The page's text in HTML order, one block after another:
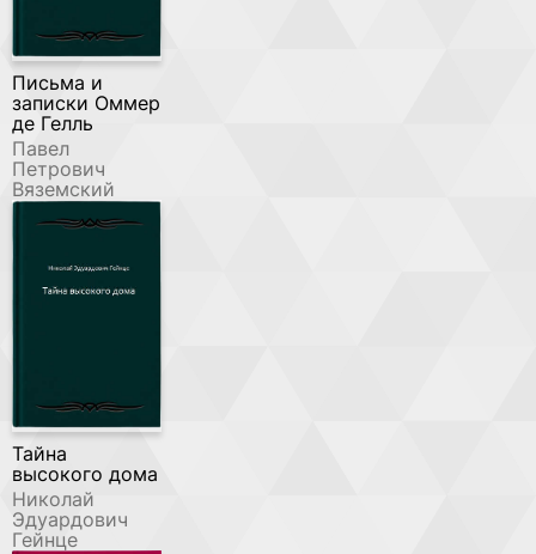
Письма и
записки Оммер
де Гелль
Павел
Петрович
Вяземский
Тайна
высокого дома
Николай
Эдуардович
Гейнце